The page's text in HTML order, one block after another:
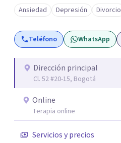
Ansiedad Depresión Divorcio
Teléfono WhatsApp
Dirección principal
Cl. 52 #20-15, Bogotá
Online
Terapia online
Servicios y precios